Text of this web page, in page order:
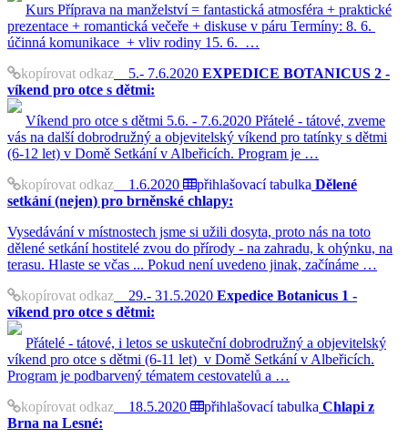
Kurs Příprava na manželství = fantastická atmosféra + praktické
prezentace + romantická večeře + diskuse v páru Termíny: 8. 6.
účinná komunikace + vliv rodiny 15. 6. …
kopírovat odkaz 5.- 7.6.2020 EXPEDICE BOTANICUS 2 -
víkend pro otce s dětmi:
Víkend pro otce s dětmi 5.6. - 7.6.2020 Přátelé - tátové, zveme
vás na další dobrodružný a objevitelský víkend pro tatínky s dětmi
(6-12 let) v Domě Setkání v Albeřicích. Program je …
kopírovat odkaz 1.6.2020 přihlašovací tabulka Dělené
setkání (nejen) pro brněnské chlapy:
Vysedávání v místnostech jsme si užili dosyta, proto nás na toto
dělené setkání hostitelé zvou do přírody - na zahradu, k ohýnku, na
terasu. Hlaste se včas ... Pokud není uvedeno jinak, začínáme …
kopírovat odkaz 29.- 31.5.2020 Expedice Botanicus 1 -
víkend pro otce s dětmi:
Přátelé - tátové, i letos se uskuteční dobrodružný a objevitelský
víkend pro otce s dětmi (6-11 let) v Domě Setkání v Albeřicích.
Program je podbarvený tématem cestovatelů a …
kopírovat odkaz 18.5.2020 přihlašovací tabulka Chlapi z
Brna na Lesné: